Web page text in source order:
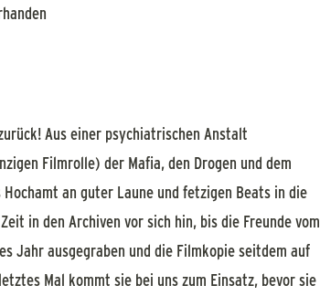
Aus einer psychiatrischen Anstalt
Filmrolle) der Mafia, den Drogen und dem
an guter Laune und fetzigen Beats in die
in den Archiven vor sich hin, bis die Freunde vom
Jahr ausgegraben und die Filmkopie seitdem auf
Mal kommt sie bei uns zum Einsatz, bevor sie